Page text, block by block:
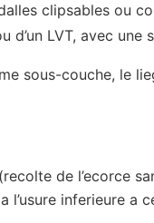
clipsables ou
d’un LVT, avec
sous-couche, le
de l’ecorce
l’usure inferieure